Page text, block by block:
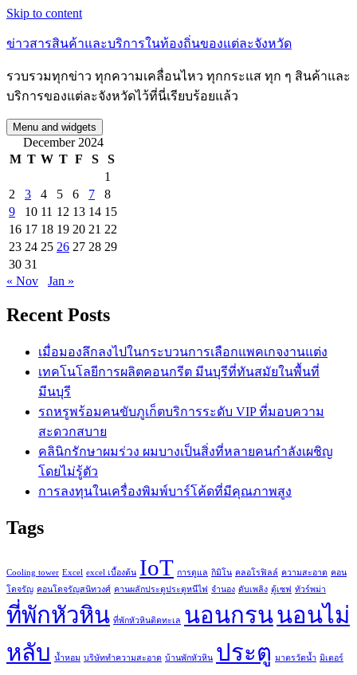
Skip to content
ข่าวสารสินค้าและบริการในท้องถิ่นของแต่ละจังหวัด
รวบรวมทุกข่าว ทุกความเคลื่อนไหว ทุกกระแส ทุก ๆ สินค้าและ
บริการของแต่ละจังหวัดไว้ที่นี่เรียบร้อยแล้ว
Menu and widgets
December 2024
M T W T F S
S
1
2
3 4 5 6 7
8
9
10 11 12 13 14 15
16 17 18 19 20 21 22
23 24 25 26 27 28 29
30 31
« Nov
Jan »
Recent Posts
เมื่อมองลึกลงไปในกระบวนการเลือกแพคเกจงานแต่ง
เทคโนโลยีการผลิตคอนกรีต มีนบุรีที่ทันสมัยในพื้นที่
มีนบุรี
รถหรูพร้อมคนขับภูเก็ตบริการระดับ VIP ที่มอบความ
สะดวกสบาย
คลินิกรักษาผมร่วง ผมบางเป็นสิ่งที่หลายคนกำลังเผชิญ
โดยไม่รู้ตัว
การลงทุนในเครื่องพิมพ์บาร์โค้ดที่มีคุณภาพสูง
Tags
Cooling tower Excel excel เบื้องต้น IoT การดูแล กิมิโน คลอโรฟิลล์ ความสะอาด คอน
โดจรัญ คอนโดจรัญสนิทวงศ์ คานผลักประตูประตูหนีไฟ จำนอง ดับเพลิง ตู้เซฟ ทัวร์พม่า
ที่พักหัวหิน ที่พักหัวหินติดทะเล นอนกรนนอนไม่
หลับ น้ำหอม บริษัททำความสะอาด บ้านพักหัวหิน ประตู มาตรวัดน้ำ มิเตอร์